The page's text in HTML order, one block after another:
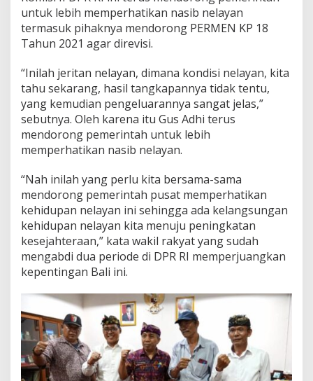
untuk lebih memperhatikan nasib nelayan
termasuk pihaknya mendorong PERMEN KP 18
Tahun 2021 agar direvisi.
“Inilah jeritan nelayan, dimana kondisi nelayan, kita
tahu sekarang, hasil tangkapannya tidak tentu,
yang kemudian pengeluarannya sangat jelas,”
sebutnya. Oleh karena itu Gus Adhi terus
mendorong pemerintah untuk lebih
memperhatikan nasib nelayan.
“Nah inilah yang perlu kita bersama-sama
mendorong pemerintah pusat memperhatikan
kehidupan nelayan ini sehingga ada kelangsungan
kehidupan nelayan kita menuju peningkatan
kesejahteraan,” kata wakil rakyat yang sudah
mengabdi dua periode di DPR RI memperjuangkan
kepentingan Bali ini.